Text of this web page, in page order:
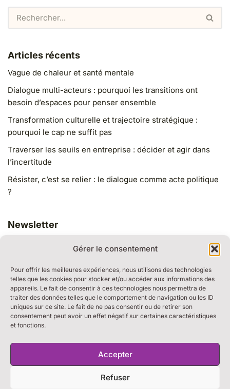
Gérer le consentement
Pour offrir les meilleures expériences, nous utilisons des technologies
telles que les cookies pour stocker et/ou accéder aux informations des
appareils. Le fait de consentir à ces technologies nous permettra de
traiter des données telles que le comportement de navigation ou les ID
uniques sur ce site. Le fait de ne pas consentir ou de retirer son
consentement peut avoir un effet négatif sur certaines caractéristiques
et fonctions.
Accepter
Refuser
Articles récents
Vague de chaleur et santé mentale
Dialogue multi-acteurs : pourquoi les transitions ont
besoin d’espaces pour penser ensemble
Transformation culturelle et trajectoire stratégique :
pourquoi le cap ne suffit pas
Traverser les seuils en entreprise : décider et agir dans
l’incertitude
Résister, c’est se relier : le dialogue comme acte politique
?
Newsletter
RESSOURCES
BULLE DE DIALOGUE
S’ABONNER À LA NEWSLETTER